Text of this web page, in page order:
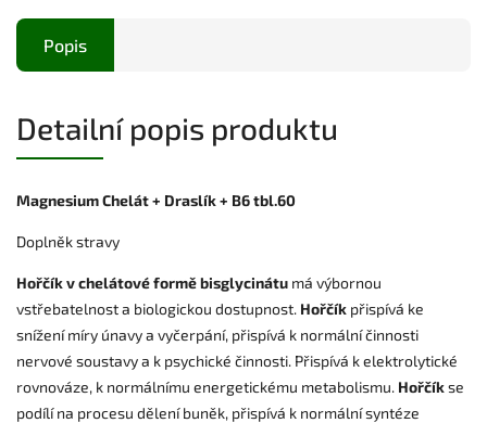
Popis
Detailní popis produktu
Magnesium Chelát + Draslík + B6 tbl.60
Doplněk stravy
Hořčík v chelátové formě bisglycinátu má výbornou
vstřebatelnost a biologickou dostupnost. Hořčík přispívá ke
snížení míry únavy a vyčerpání, přispívá k normální činnosti
nervové soustavy a k psychické činnosti. Přispívá k elektrolytické
rovnováze, k normálnímu energetickému metabolismu. Hořčíkse
podílí na procesu dělení buněk, přispívá k normální syntéze